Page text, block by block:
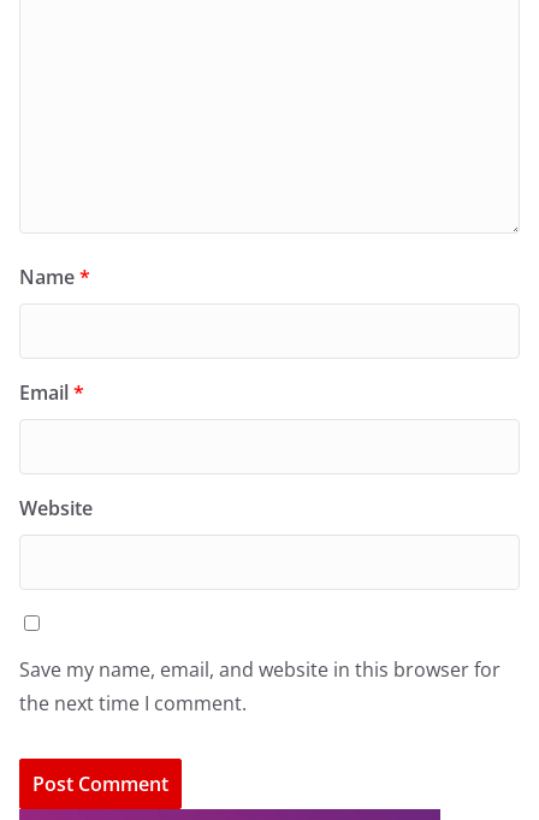
Name*
Email*
Website
Save my name, email, and website in this browser for
the next time I comment.